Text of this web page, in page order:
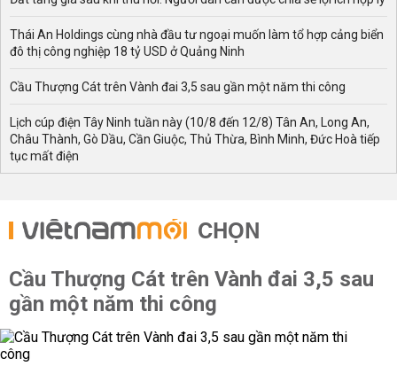
Thái An Holdings cùng nhà đầu tư ngoại muốn làm tổ hợp cảng biển
đô thị công nghiệp 18 tỷ USD ở Quảng Ninh
Cầu Thượng Cát trên Vành đai 3,5 sau gần một năm thi công
Lịch cúp điện Tây Ninh tuần này (10/8 đến 12/8) Tân An, Long An,
Châu Thành, Gò Dầu, Cần Giuộc, Thủ Thừa, Bình Minh, Đức Hoà tiếp
tục mất điện
CHỌN
Cầu Thượng Cát trên Vành đai 3,5 sau
gần một năm thi công